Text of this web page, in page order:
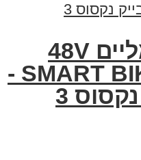
אופניים חשמליים 48V
SMART BIKE NEXUS 3 -
3